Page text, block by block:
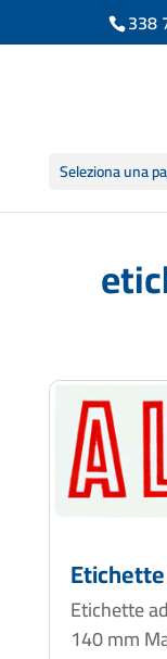
338
Seleziona una
Etichette
140 mm